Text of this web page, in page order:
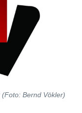
(Foto: Bernd Vökler)